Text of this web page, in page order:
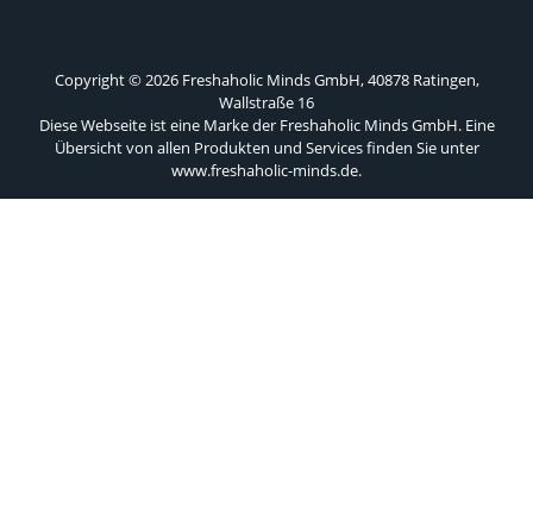
Copyright © 2026 Freshaholic Minds GmbH, 40878 Ratingen,
Wallstraße 16
Diese Webseite ist eine Marke der Freshaholic Minds GmbH. Eine
Übersicht von allen Produkten und Services finden Sie unter
www.freshaholic-minds.de.